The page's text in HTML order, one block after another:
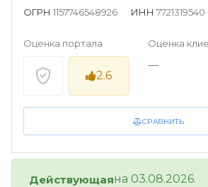
СРАВНИТЬ
ОГРН 1157746548926 ИНН 7721319540
Оценка портала
2.6
Оценка
—
Действующаяна 03.08.2026.